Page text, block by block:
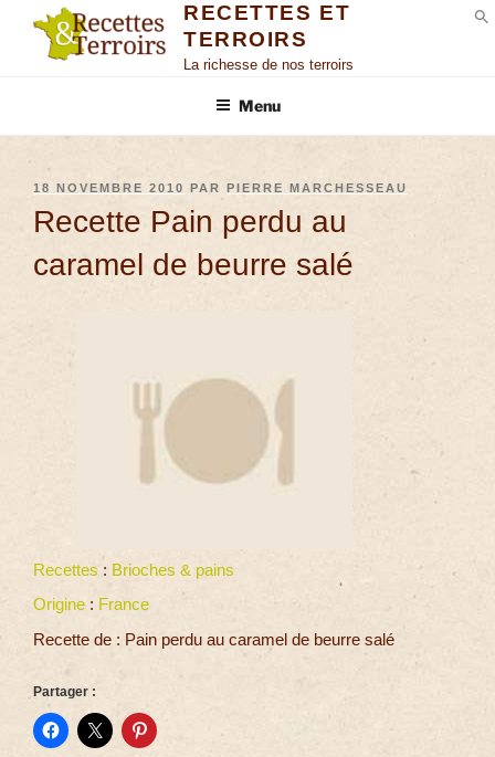
RECETTES ET
TERROIRS
La richesse de nos terroirs
Menu
18 NOVEMBRE 2010 PAR PIERRE MARCHESSEAU
Recette Pain perdu au
caramel de beurre salé
Recettes : Brioches & pains
Origine : France
Recette de : Pain perdu au caramel de beurre salé
Partager :